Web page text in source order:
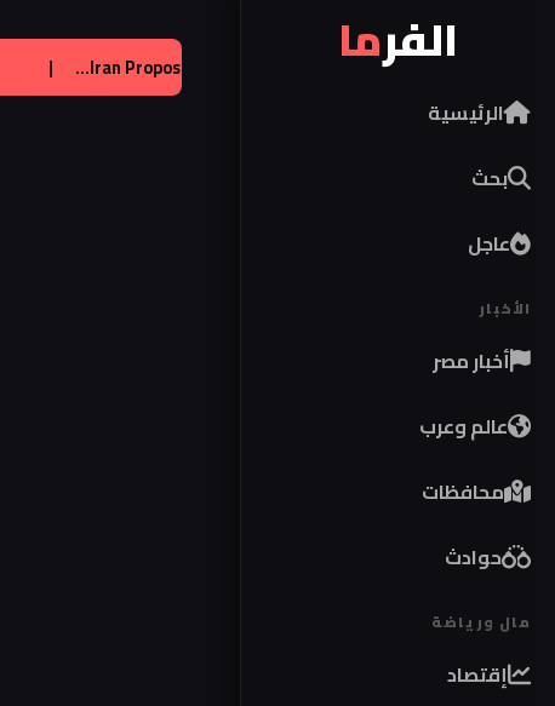
الفرما
الرئيسية
بحث
عاجل
الأخبار
أخبار مصر
عالم وعرب
محافظات
حوادث
مال ورياضة
إقتصاد
على تراخيص لإنتاج صواريخ باتريوت عالم:Part of Strait...